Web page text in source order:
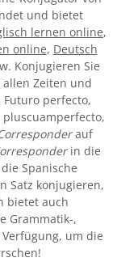
und bietet
lernen online,
online, Deutsch
Konjugieren Sie
Zeiten und
perfecto,
auf
in die
Spanische
Satz konjugieren,
bietet auch
Grammatik-,
um die